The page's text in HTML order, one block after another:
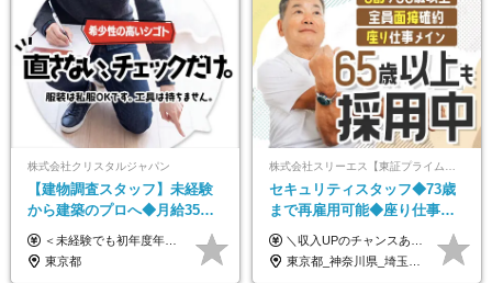
株式会社クリスタルジャパン
【建物調査スタッフ】未経験
から建築のプロへ◆月給35万
円～＋賞与年2回◆官公庁・
UR直取引◆残業月10h
＜未経験でも初年度年収490万円～＞ ◆月給35万円～65万円＋賞与年2回（7月・12月） 【なぜ未経験に35万円を払えるのか】 UR都市機構様・日本郵政様・官公庁との直取引で中間マージンがなく、修繕・緊急対応だけで年4,000～5,000件。仕事が途切れない基盤があるため、調査を担う人材に相応の給与を支払えます。 【昇給について】 年齢や社歴ではなく、成長と貢献に応じて昇給する仕組みです。1回の昇給で年収100万円UPした社員もいます。 ※経験・スキルに応じて加給・優遇いたします ※試用期間3ヶ月（その間の給与・待遇に差異はありません） ※上記月給には、固定残業代（月45時間分／8.8万円～16.5万円）を含みます。超過分は別途全額支給します ※実際の残業は月平均10時間程度です。固定残業代は残業の有無にかかわらず全額支給します 【固定残業代について】 固定残業45時間分（88,000円～165,000円）を含む ※超過分は別途全額支給
東京都
株式会社スリーエス【東証プライム上場グループ】
セキュリティスタッフ◆73歳
まで再雇用可能◆座り仕事中
心◆東証プライム上場G◆応
募者全員面接◆賞与年2回
＼収入UPのチャンスあり◎昇給も可能です！／ ◆正社員 月給(地域による）＋グレード手当、深夜手当、残業代（全額支給）等の各種手当＋賞与年2回 ＜東京都／神奈川県（横浜市）＞ 月給21万4000円～27万円 ＜埼玉県／千葉県＞ 月給19万90000円～25万1000円 ＜栃木県／茨城県／山梨県＞ 月給18万4000円～23万6000円 【試用期間】 正社員：3ヵ月 アルバイト：なし ※試用期間と本採用後の給与・待遇に差異はありません ※グレード手当、深夜手当の詳細額は面接にてご案内させていただきます ※正社員は60歳定年のため、60代の方は嘱託社員での採用です。給与条件は嘱託給与となり、退職金と賞与がありません ＼正社員は「グレード認定制」という評価あり！制度勤続年数等に応じて入社時から手当を支給／ ◆グレードI：＋2000円（入社時～） ◆グレードII：＋5000円（在籍1年以上＆当社基準に当てはまる方） ◆グレードIII：＋1万円（社内試験の合格者） ◆アルバイト・パート 東京都:時給1226円 神奈川県:時給1225円 千葉県：時給1140円 埼玉県:時給1141円 栃木県:1068円 茨城県:1074円 山梨県:1052円
東京都_神奈川県_埼玉県_千葉県_茨城県_栃木県_山梨県